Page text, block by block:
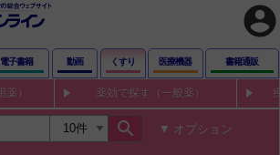
account_circle
電子書籍 動画 くすり 医療機器 書籍通販
） 薬効で探す（一般薬）
search オプション